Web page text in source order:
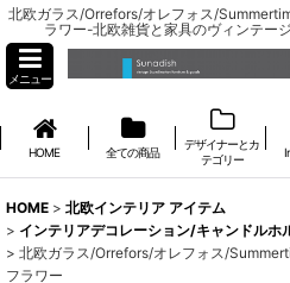
北欧ガラス/Orrefors/オレフォス/
ラワー-北欧雑貨と家具のヴィンテー
メニュー
HOME 全ての商品
デザイナーとカ
テゴリー
HOME > 北欧インテリア アイテム
> インテリアデコレーション/キャンドルホ
> 北欧ガラス/Orrefors/オレフォス/
フラワー